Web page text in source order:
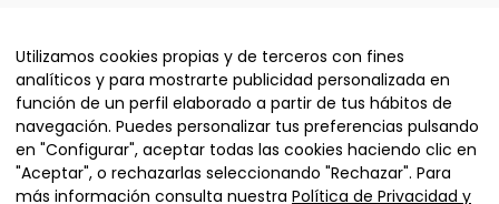
OTROS SERVICIOS Y PRODUCTOS
ALJUMA MUEBLES, S.L. © La nube sofás 2025 - Todos los
derechos reservados.
Utilizamos cookies propias y de terceros con fines
analíticos y para mostrarte publicidad personalizada en
función de un perfil elaborado a partir de tus hábitos de
navegación. Puedes personalizar tus preferencias pulsando
en "Configurar", aceptar todas las cookies haciendo clic en
"Aceptar", o rechazarlas seleccionando "Rechazar". Para
más información consulta nuestra Política de Privacidad y